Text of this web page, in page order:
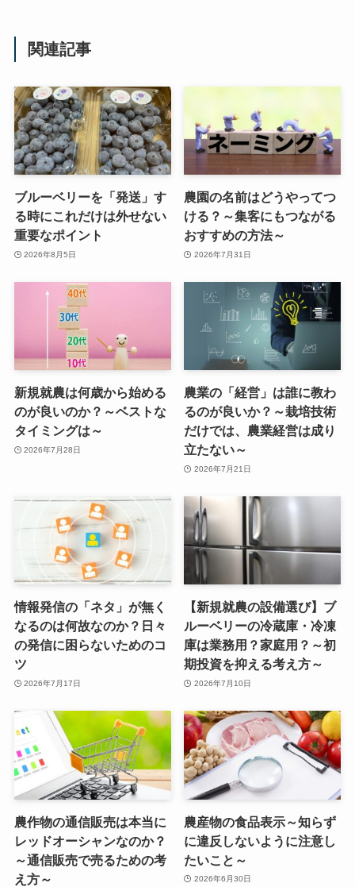
関連記事
ブルーベリーを「発送」す
る時にこれだけは外せない
重要なポイント
2026年8月5日
農園の名前はどうやってつ
ける？～集客にもつながる
おすすめの方法～
2026年7月31日
新規就農は何歳から始める
のが良いのか？～ベストな
タイミングは～
2026年7月28日
農業の「経営」は誰に教わ
るのが良いか？～栽培技術
だけでは、農業経営は成り
立たない～
2026年7月21日
情報発信の「ネタ」が無く
なるのは何故なのか？日々
の発信に困らないためのコ
ツ
2026年7月17日
【新規就農の設備選び】ブ
ルーベリーの冷蔵庫・冷凍
庫は業務用？家庭用？～初
期投資を抑える考え方～
2026年7月10日
農作物の通信販売は本当に
レッドオーシャンなのか？
～通信販売で売るための考
え方～
農産物の食品表示～知らず
に違反しないように注意し
たいこと～
2026年6月30日